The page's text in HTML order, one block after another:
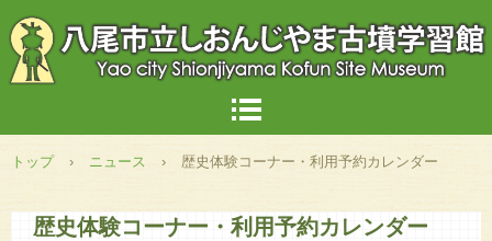
トップ › ニュース › 歴史体験コーナー・利用予約カレンダー
歴史体験コーナー・利用予約カレンダー